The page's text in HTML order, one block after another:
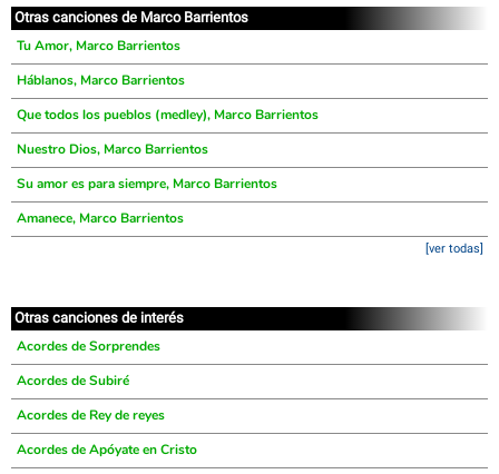
Otras canciones de Marco Barrientos
Tu Amor, Marco Barrientos
Háblanos, Marco Barrientos
Que todos los pueblos (medley), Marco Barrientos
Nuestro Dios, Marco Barrientos
Su amor es para siempre, Marco Barrientos
Amanece, Marco Barrientos
[ver todas]
Otras canciones de interés
Acordes de Sorprendes
Acordes de Subiré
Acordes de Rey de reyes
Acordes de Apóyate en Cristo